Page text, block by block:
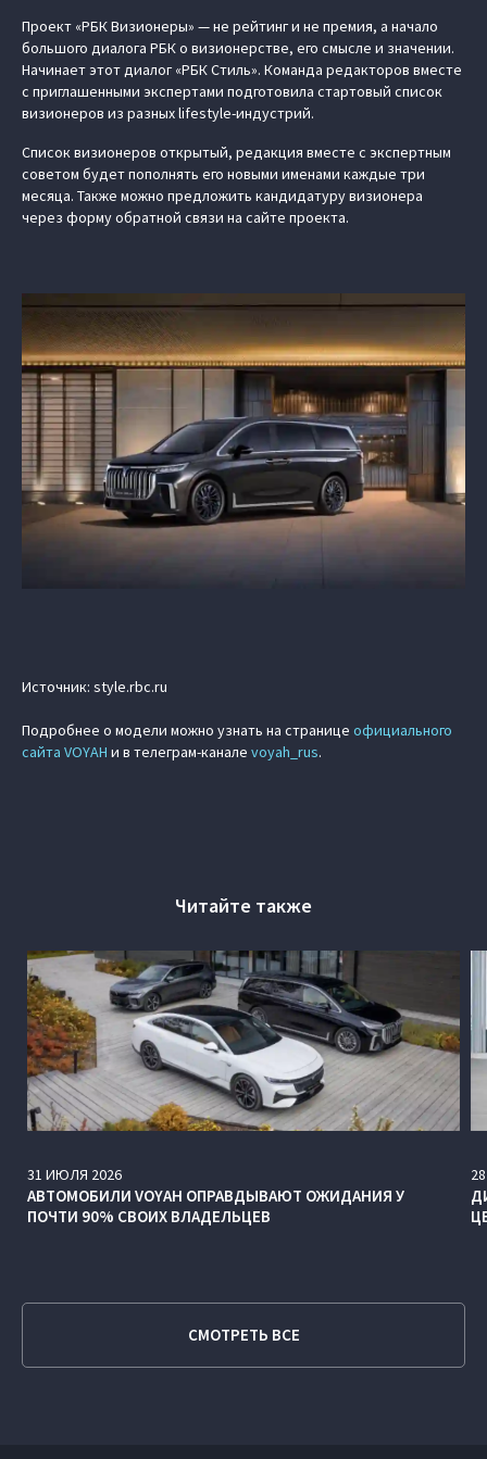
Проект «РБК Визионеры» — не рейтинг и не премия, а начало
большого диалога РБК о визионерстве, его смысле и значении.
Начинает этот диалог «РБК Стиль». Команда редакторов вместе
с приглашенными экспертами подготовила стартовый список
визионеров из разных lifestyle-индустрий.
Список визионеров открытый, редакция вместе с экспертным
советом будет пополнять его новыми именами каждые три
месяца. Также можно предложить кандидатуру визионера
через форму обратной связи на сайте проекта.
Источник: style.rbc.ru
Подробнее о модели можно узнать на странице официального
сайта VOYAH и в телеграм-канале voyah_rus.
Читайте также
31 ИЮЛЯ 2026
АВТОМОБИЛИ VOYAH ОПРАВДЫВАЮТ ОЖИДАНИЯ У
ПОЧТИ 90% СВОИХ ВЛАДЕЛЬЦЕВ
28
СМОТРЕТЬ ВСЕ